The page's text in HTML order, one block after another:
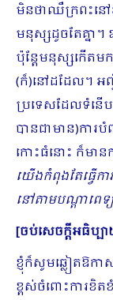
មិនថាឈឺក្រពះនៅ
មនុស្សដូចតែគ្នា
ប៉ុន្តែមនុស្សកើតម
(ក៏)នៅដដែល។ អញ្
ប្រទេសដែលទំន
បានជាមាន)ការ
កោះធំនោះ ក៏មាន
យើងកំពុងតែធ្វើក
នៅតាមបណ្ដាពេ
[ចប់សេចក្ដីអធិប្ប
ខ្ញុំក៏សូមឆ្លៀតឱកា
ខ្ពស់ចំពោះការ